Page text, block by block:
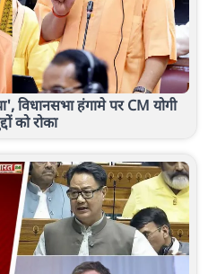
विधानसभा हंगामे पर CM योगी
को रोका